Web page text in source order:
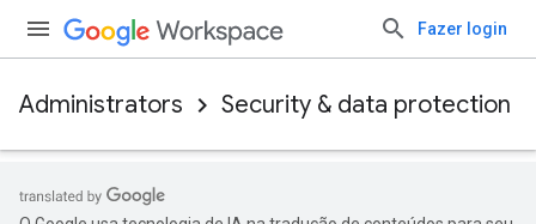
Fazer login
Administrators Security & data protection